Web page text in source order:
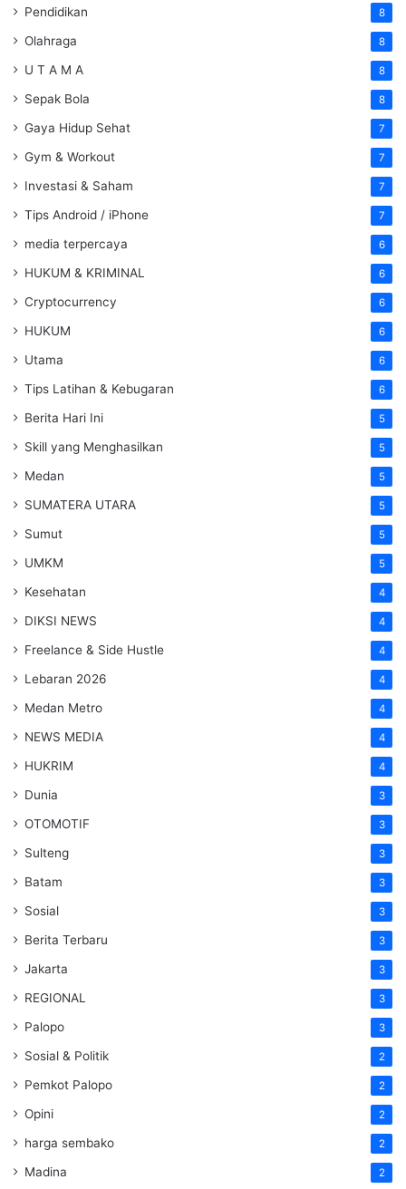
Pendidikan 8
Olahraga 8
U T A M A 8
Sepak Bola 8
Gaya Hidup Sehat 7
Gym & Workout 7
Investasi & Saham 7
Tips Android / iPhone 7
media terpercaya 6
HUKUM & KRIMINAL 6
Cryptocurrency 6
HUKUM 6
Utama 6
Tips Latihan & Kebugaran 6
Berita Hari Ini 5
Skill yang Menghasilkan 5
Medan 5
SUMATERA UTARA 5
Sumut 5
UMKM 5
Kesehatan 4
DIKSI NEWS 4
Freelance & Side Hustle 4
Lebaran 2026 4
Medan Metro 4
NEWS MEDIA 4
HUKRIM 4
Dunia 3
OTOMOTIF 3
Sulteng 3
Batam 3
Sosial 3
Berita Terbaru 3
Jakarta 3
REGIONAL 3
Palopo 3
Sosial & Politik 2
Pemkot Palopo 2
Opini 2
harga sembako 2
Madina 2